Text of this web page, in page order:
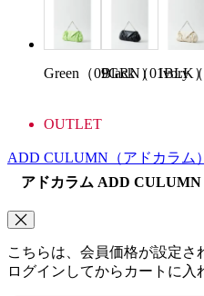
Green（09GRN）
Black（01BLK
Ivory（
OUTLET
ADD CULUMN （アドカラム）
アドカラム ADD
こちらは、会員価格が設定さ
ログインしてからカートに入